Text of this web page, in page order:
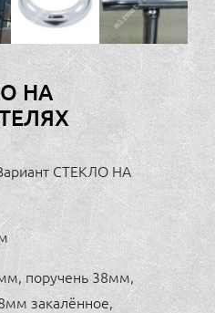
НА
СТЕКЛО НА
поручень 38мм,
закалённое,